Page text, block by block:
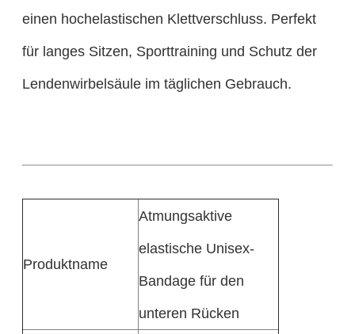
einen hochelastischen Klettverschluss. Perfekt
für langes Sitzen, Sporttraining und Schutz der
Lendenwirbelsäule im täglichen Gebrauch.
Produktname
Atmungsaktive
elastische Unisex-
Bandage für den
unteren Rücken